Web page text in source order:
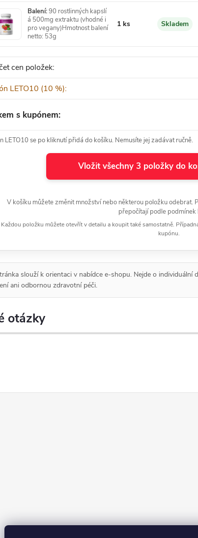
Balení:90 rostlinných kapslí
á 500mg extraktu (vhodné i
pro vegany)Hmotnost balení
netto: 53g
Množství:
1 ks Dostupnost:
Skladem
cen položek:
LETO10 (10 %):
s kupónem:
LETO10 se po kliknutí přidá do košíku. Nemusíte jej zadávat ručně.
Vložit všechny 3 položky do
V košíku můžete změnit množství nebo některou položku odebrat.
přepočítají podle podmínek
Každou položku můžete otevřít v detailu a koupit také samostatně.
kupónu.
slouží k orientaci v nabídce e-shopu. Nejde o individuální
ani odbornou zdravotní péči.
otázky